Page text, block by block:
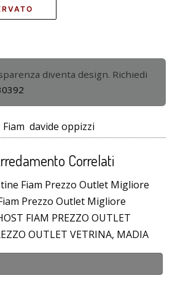
diventa design. Richiedi
Fiam davide oppizzi
Correlati
Fiam Prezzo Outlet Migliore
Prezzo Outlet Migliore
FIAM PREZZO OUTLET
OUTLET VETRINA, MADIA